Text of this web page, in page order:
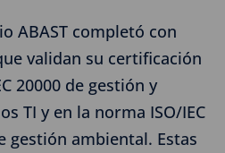
ABAST completó con
validan su certificación
20000 de gestión y
TI y en la norma ISO/IEC
gestión ambiental. Estas